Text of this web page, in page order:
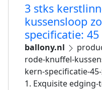
3 stks
kussensloop
specificatie: 45
ballony.nl
rode-knuffel-
kern-specificatie-
1. Exquisite